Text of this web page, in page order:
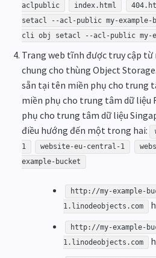
aclpublic
index.html
setacl --acl-public my-
cli obj setacl --acl-public my-
Trang web tĩnh được truy cập từ
chung cho thùng Object
sẵn tại tên miền phụ cho trung
miền phụ cho trung tâm dữ liệu
phụ cho trung tâm dữ liệu
điều hướng đến một trong hai:
1
website-eu-central-1
example-bucket
http://my-example-
1.linodeobjects.com
http://my-example-
1.linodeobjects.com